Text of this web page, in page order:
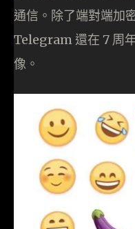
通信。除了端對端加
Telegram 還在 7 周
像。